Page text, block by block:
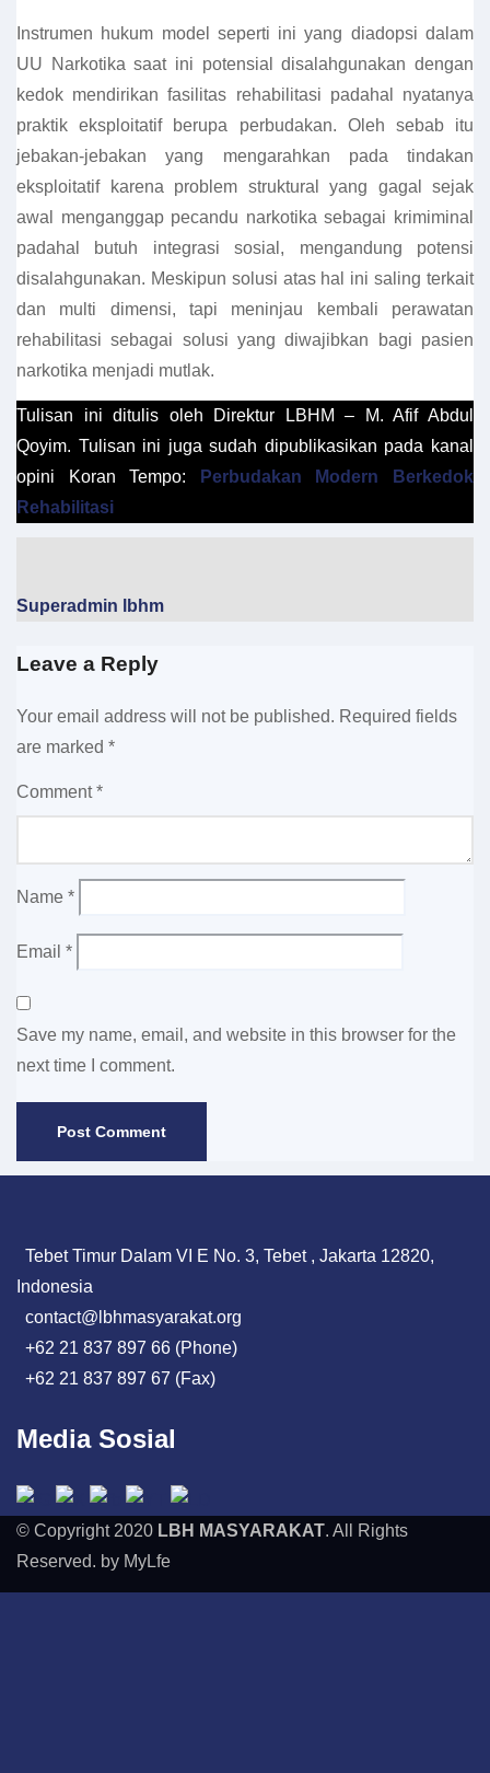
Instrumen hukum model seperti ini yang diadopsi dalam
UU Narkotika saat ini potensial disalahgunakan dengan
kedok mendirikan fasilitas rehabilitasi padahal nyatanya
praktik eksploitatif berupa perbudakan. Oleh sebab itu
jebakan-jebakan yang mengarahkan pada tindakan
eksploitatif karena problem struktural yang gagal sejak
awal menganggap pecandu narkotika sebagai krimiminal
padahal butuh integrasi sosial, mengandung potensi
disalahgunakan. Meskipun solusi atas hal ini saling terkait
dan multi dimensi, tapi meninjau kembali perawatan
rehabilitasi sebagai solusi yang diwajibkan bagi pasien
narkotika menjadi mutlak.
Tulisan ini ditulis oleh Direktur LBHM – M. Afif Abdul
Qoyim. Tulisan ini juga sudah dipublikasikan pada kanal
opini Koran Tempo:
Perbudakan Modern Berkedok
Rehabilitasi
Superadmin lbhm
Leave a Reply
Your email address will not be published. Required fields
are marked *
Comment*
Name *
Email *
Save my name, email, and website in this browser for the
next time I comment.
Tebet Timur Dalam VI E No. 3, Tebet , Jakarta 12820,
Indonesia
contact@lbhmasyarakat.org
+62 21 837 897 66 (Phone)
+62 21 837 897 67 (Fax)
Media Sosial
© Copyright 2020 LBH MASYARAKAT. All Rights
Reserved. by MyLfe